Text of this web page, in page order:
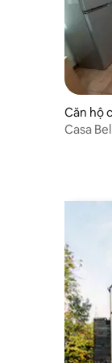
Căn hộ
Comano
Casa